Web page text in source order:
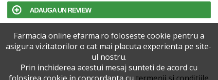
ADAUGA UN REVIEW
TERMENI SI CONDITII
POLITICA DE CONFIDENTIALITATE
Farmacia online efarma.ro foloseste cookie pentru a
asigura vizitatorilor o cat mai placuta experienta pe site-
ul nostru.
Prin inchiderea acestui mesaj sunteti de acord cu